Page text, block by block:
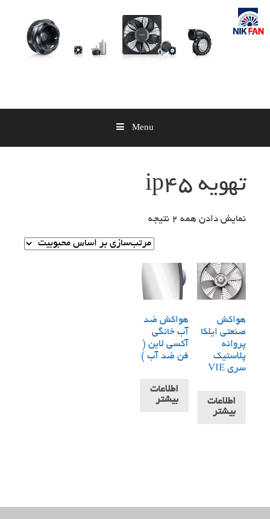
Skip
content
Menu
تهویه ip45
نمایش دادن همه 2 نتیجه
هواکش
صنعتی ایلکا
پروانه
پلاستیک
سری VIE
اطلاعات
بیشتر
هواکش ضد
آب خانگی
آکسی لاین (
فن ضد آب )
اطلاعات
بیشتر